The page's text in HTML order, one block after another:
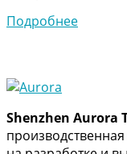
Подробнее
Shenzhen Aurora